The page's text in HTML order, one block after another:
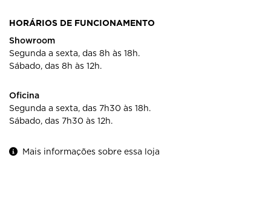
HORÁRIOS DE FUNCIONAMENTO
Showroom
Segunda a sexta, das 8h às 18h.
Sábado, das 8h às 12h.
Oficina
Segunda a sexta, das 7h30 às 18h.
Sábado, das 7h30 às 12h.
Mais informações sobre essa loja